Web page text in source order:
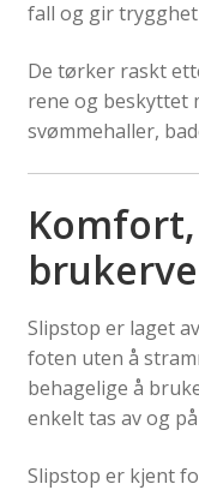
fall og gir
De tørker raskt
rene og beskyttet
svømmehaller,
Slipstop er laget
foten uten å
behagelige å
enkelt tas av og
Slipstop er kjent